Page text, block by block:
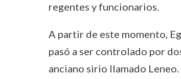
regentes y funcionarios.
A partir de este momento,
pasó a ser controlado por
anciano sirio llamado